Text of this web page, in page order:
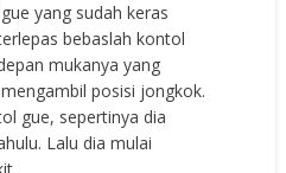
yang sudah keras
bebaslah kontol
mukanya yang
posisi jongkok.
gue, sepertinya dia
Lalu dia mulai